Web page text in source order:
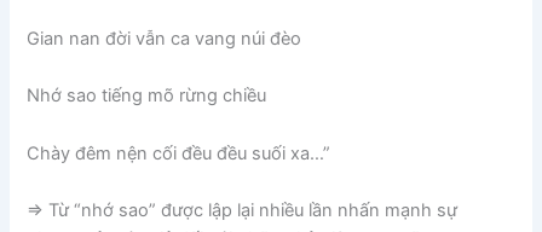
Gian nan đời vẫn ca vang núi đèo
Nhớ sao tiếng mõ rừng chiều
Chày đêm nện cối đều đều suối xa…”
=> Từ “nhớ sao” được lập lại nhiều lần nhấn mạnh sự